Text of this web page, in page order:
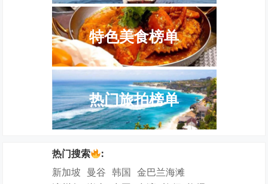
特色美食榜单
热门旅拍榜单
热门搜索
:
新加坡 曼谷 韩国 金巴兰海滩